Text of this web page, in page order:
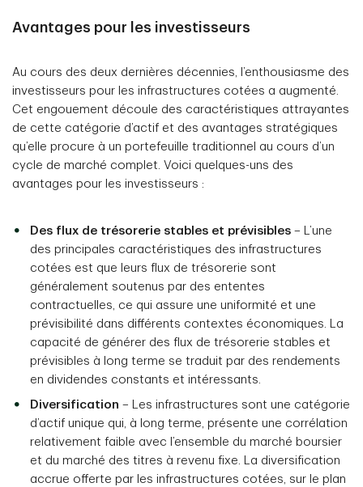
Avantages pour les investisseurs
Au cours des deux dernières décennies, l’enthousiasme des
investisseurs pour les infrastructures cotées a augmenté.
Cet engouement découle des caractéristiques attrayantes
de cette catégorie d’actif et des avantages stratégiques
qu’elle procure à un portefeuille traditionnel au cours d’un
cycle de marché complet. Voici quelques-uns des
avantages pour les investisseurs :
Des flux de trésorerie stables et prévisibles – L’une
des principales caractéristiques des infrastructures
cotées est que leurs flux de trésorerie sont
généralement soutenus par des ententes
contractuelles, ce qui assure une uniformité et une
prévisibilité dans différents contextes économiques. La
capacité de générer des flux de trésorerie stables et
prévisibles à long terme se traduit par des rendements
en dividendes constants et intéressants.
Diversification – Les infrastructures sont une catégorie
d’actif unique qui, à long terme, présente une corrélation
relativement faible avec l’ensemble du marché boursier
et du marché des titres à revenu fixe. La diversification
accrue offerte par les infrastructures cotées, sur le plan